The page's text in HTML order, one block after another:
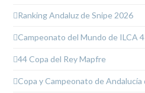
Ranking Andaluz de Snipe 2026
Campeonato del Mundo de ILCA 4
44 Copa del Rey Mapfre
Copa y Campeonato de Andalucía